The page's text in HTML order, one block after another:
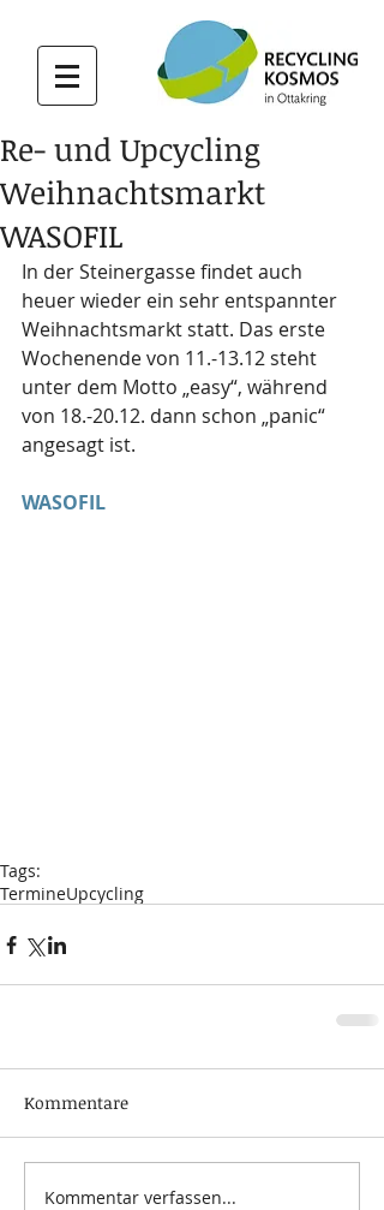
Re- und Upcycling
Weihnachtsmarkt
WASOFIL
In der Steinergasse findet auch
heuer wieder ein sehr entspannter
Weihnachtsmarkt statt. Das erste
Wochenende von 11.-13.12 steht
unter dem Motto „easy“, während
von 18.-20.12. dann schon „panic“
angesagt ist.
WASOFIL
Tags:
TermineUpcycling
Kommentare
Kommentar verfassen...